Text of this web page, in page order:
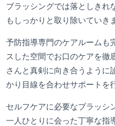
ブラッシングでは落としきれ
もしっかりと取り除いていき
予防指導専門のケアルームも
スした空間でお口のケアを徹
さんと真剣に向き合うように
かり目線を合わせサポートを
セルフケアに必要なブラッシ
一人ひとりに会った丁寧な指